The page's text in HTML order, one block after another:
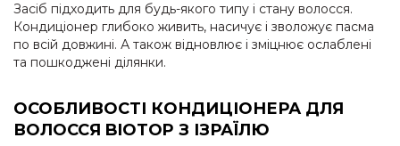
Засіб підходить для будь-якого типу і стану волосся.
Кондиціонер глибоко живить, насичує і зволожує пасма
по всій довжині. А також відновлює і зміцнює ослаблені
та пошкоджені ділянки.
ОСОБЛИВОСТІ КОНДИЦІОНЕРА ДЛЯ
ВОЛОССЯ BIOTOP З ІЗРАЇЛЮ